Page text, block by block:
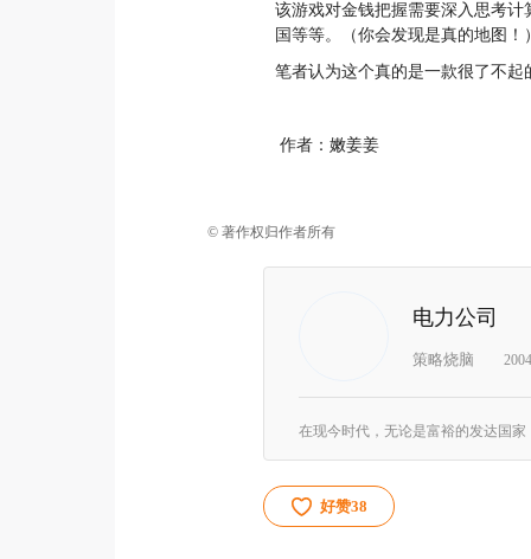
该游戏对金钱把握需要深入思考
国等等。（你会发现是真的地图！
笔者认为这个真的是一款很了不起
作者：嫩姜姜
© 著作权归作者所有
电力公司
策略烧脑
好赞38